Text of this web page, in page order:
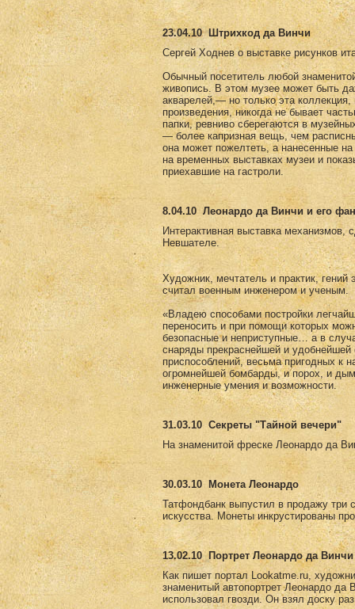
23.04.10 Штрихкод да Винчи
Сергей Ходнев о выставке рисунков
Обычный посетитель любой
живопись. В этом музее может быть
акварелей,— но только эта
произведения, никогда не бывает
папки, ревниво сберегаются в
— более капризная вещь, чем
она может пожелтеть, а нанесенные
на временных выставках музеи и
приехавшие на гастроли.
8.04.10 Леонардо да Винчи и его
Интерактивная выставка механизмов,
Невшателе.
Художник, мечтатель и практик,
считал военным инженером и ученым.
«Владею способами постройки
переносить и при помощи которых
безопасные и неприступные… а в
снаряды прекраснейшей и
приспособлений, весьма пригодных к
огромнейшей бомбарды, и порох, и
инженерные умения и возможности.
31.03.10 Секреты "Тайной вечери"
На знаменитой фреске Леонардо да
30.03.10
Монета Леонардо
Татфондбанк выпустил в продажу три
искусства. Монеты инкрустированы
13.02.10
Портрет Леонардо да Винчи
Как пишет портал Lookatme.ru,
знаменитый автопортрет Леонардо да
использовал гвозди. Он взял доску